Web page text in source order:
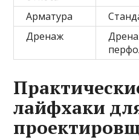
Арматура
Дренаж
лайфхаки